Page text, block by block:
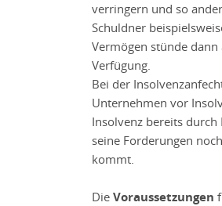
verringern und so
Schuldner
Vermögen stünde
Verfügung.
Bei der
Unternehmen vor
Insolvenz bereits
seine Forderungen
kommt.
Die Voraussetzungen